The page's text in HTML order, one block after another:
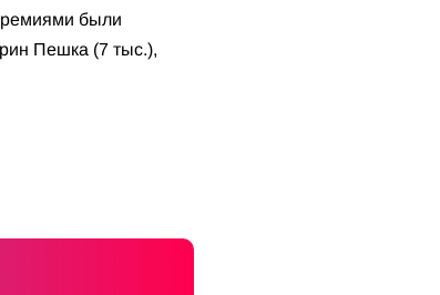
были
Пешка (7 тыс.),